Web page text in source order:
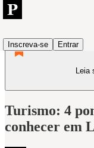
Inscreva-se
Entrar
Leia
Turismo: 4
conhecer em